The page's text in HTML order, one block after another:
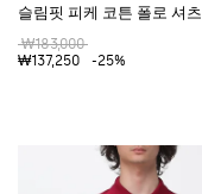
슬림핏 피케 코튼 폴로 셔츠
₩183,000
₩137,250
-25%